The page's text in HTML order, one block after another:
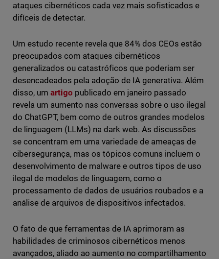
ataques cibernéticos cada vez mais sofisticados e
difíceis de detectar.
Um estudo recente revela que 84% dos CEOs estão
preocupados com ataques cibernéticos
generalizados ou catastróficos que poderiam ser
desencadeados pela adoção de IA generativa. Além
disso, um artigo publicado em janeiro passado
revela um aumento nas conversas sobre o uso ilegal
do ChatGPT, bem como de outros grandes modelos
de linguagem (LLMs) na dark web. As discussões
se concentram em uma variedade de ameaças de
cibersegurança, mas os tópicos comuns incluem o
desenvolvimento de malware e outros tipos de uso
ilegal de modelos de linguagem, como o
processamento de dados de usuários roubados e a
análise de arquivos de dispositivos infectados.
O fato de que ferramentas de IA aprimoram as
habilidades de criminosos cibernéticos menos
avançados, aliado ao aumento no compartilhamento